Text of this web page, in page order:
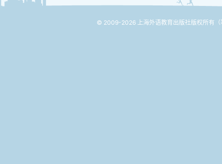
© 2009-2026 上海外语教育出版社版权所有